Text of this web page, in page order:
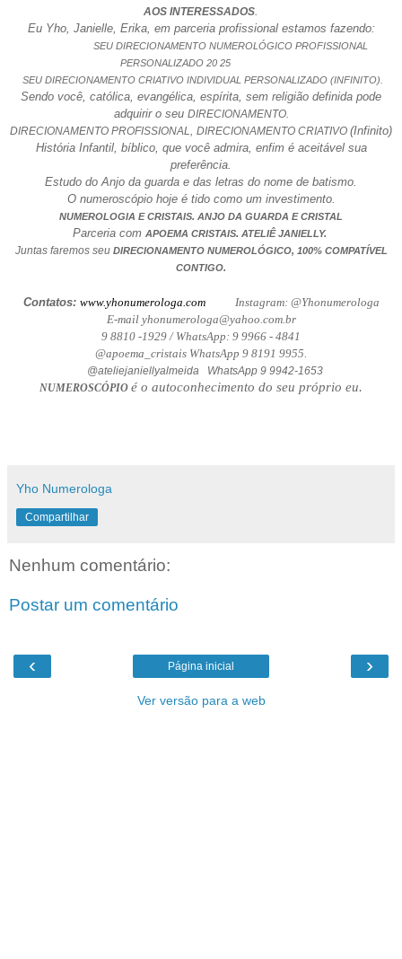
AOS INTERESSADOS.
Eu Yho, Janielle, Erika, em parceria profissional estamos fazendo:
SEU DIRECIONAMENTO NUMEROLÓGICO PROFISSIONAL
PERSONALIZADO 20 25
SEU DIRECIONAMENTO CRIATIVO INDIVIDUAL PERSONALIZADO (INFINITO).
Sendo você, católica, evangélica, espírita, sem religião definida pode
adquirir o seu DIRECIONAMENTO.
DIRECIONAMENTO PROFISSIONAL, DIRECIONAMENTO CRIATIVO (Infinito)
História Infantil, bíblico, que você admira, enfim é aceitável sua
preferência.
Estudo do Anjo da guarda e das letras do nome de batismo.
O numeroscópio hoje é tido como um investimento.
NUMEROLOGIA E CRISTAIS. ANJO DA GUARDA E CRISTAL
Parceria com APOEMA CRISTAIS. ATELIÊ JANIELLY.
Juntas faremos seu DIRECIONAMENTO NUMEROLÓGICO, 100% COMPATÍVEL
CONTIGO.
Contatos: www.yhonumerologa.comInstagram: @Yhonumerologa
E-mail yhonumerologa@yahoo.com.br
9 8810 -1929 / WhatsApp: 9 9966 - 4841
@apoema_cristais WhatsApp 9 8191 9955.
@ateliejaniellyalmeida WhatsApp 9 9942-1653
NUMEROSCÓPIO é o autoconhecimento do seu próprio eu.
Yho Numerologa
Compartilhar
Nenhum comentário:
Postar um comentário
‹ ›
Página inicial
Ver versão para a web